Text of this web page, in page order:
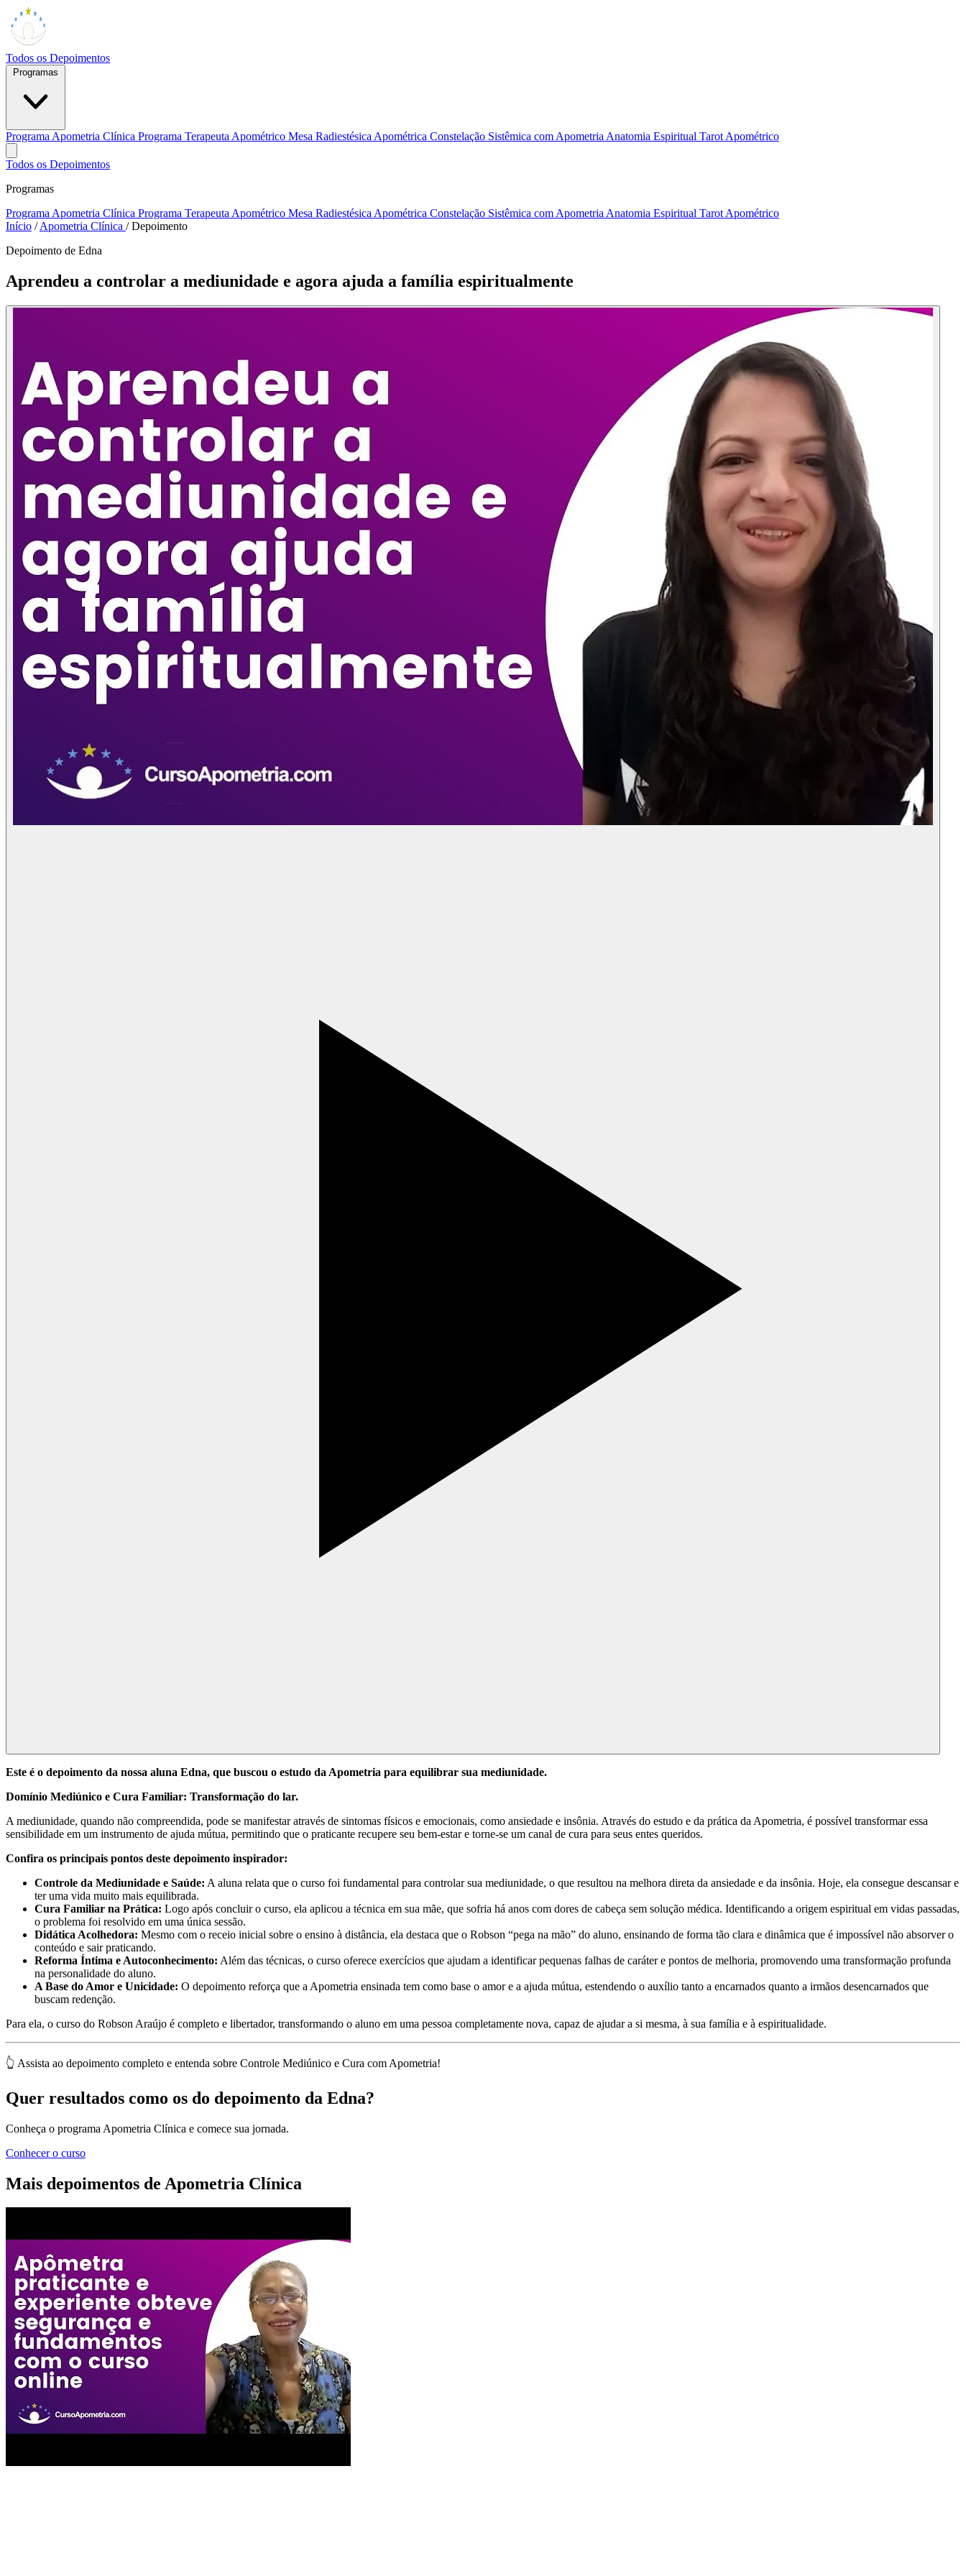
Todos os Depoimentos
Programa Apometria Clínica Programa Terapeuta Apométrico Mesa Radiestésica Apométrica Constelação Sistêmica com Apometria Anatomia Espiritual Tarot Apométrico
Todos os Depoimentos
Programas
Programa Apometria Clínica Programa Terapeuta Apométrico Mesa Radiestésica Apométrica Constelação Sistêmica com Apometria Anatomia Espiritual Tarot Apométrico
Início / Apometria Clínica / Depoimento
Depoimento de Edna
Aprendeu a controlar a mediunidade e agora ajuda a família espiritualmente
Este é o depoimento da nossa aluna Edna, que buscou o estudo da Apometria para equilibrar sua mediunidade.
Domínio Mediúnico e Cura Familiar: Transformação do lar.
A mediunidade, quando não compreendida, pode se manifestar através de sintomas físicos e emocionais, como ansiedade e insônia. Através do estudo e da prática da Apometria, é possível transformar essa
sensibilidade em um instrumento de ajuda mútua, permitindo que o praticante recupere seu bem-estar e torne-se um canal de cura para seus entes queridos.
Confira os principais pontos deste depoimento inspirador:
Controle da Mediunidade e Saúde: A aluna relata que o curso foi fundamental para controlar sua mediunidade, o que resultou na melhora direta da ansiedade e da insônia. Hoje, ela consegue descansar e
ter uma vida muito mais equilibrada.
Cura Familiar na Prática: Logo após concluir o curso, ela aplicou a técnica em sua mãe, que sofria há anos com dores de cabeça sem solução médica. Identificando a origem espiritual em vidas passadas,
o problema foi resolvido em uma única sessão.
Didática Acolhedora: Mesmo com o receio inicial sobre o ensino à distância, ela destaca que o Robson “pega na mão” do aluno, ensinando de forma tão clara e dinâmica que é impossível não absorver o
conteúdo e sair praticando.
Reforma Íntima e Autoconhecimento: Além das técnicas, o curso oferece exercícios que ajudam a identificar pequenas falhas de caráter e pontos de melhoria, promovendo uma transformação profunda
na personalidade do aluno.
A Base do Amor e Unicidade: O depoimento reforça que a Apometria ensinada tem como base o amor e a ajuda mútua, estendendo o auxílio tanto a encarnados quanto a irmãos desencarnados que
buscam redenção.
Para ela, o curso do Robson Araújo é completo e libertador, transformando o aluno em uma pessoa completamente nova, capaz de ajudar a si mesma, à sua família e à espiritualidade.
👆 Assista ao depoimento completo e entenda sobre Controle Mediúnico e Cura com Apometria!
Quer resultados como os do depoimento da Edna?
Conheça o programa Apometria Clínica e comece sua jornada.
Conhecer o curso
Mais depoimentos de Apometria Clínica